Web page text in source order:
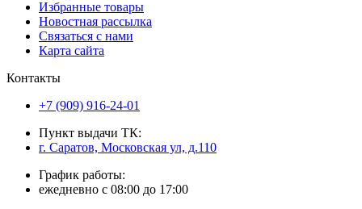
Избранные товары
Новостная рассылка
Связаться с нами
Карта сайта
Контакты
+7 (909) 916-24-01
Пункт выдачи ТК:
г. Саратов, Московская ул, д.110
График работы:
ежедневно с 08:00 до 17:00